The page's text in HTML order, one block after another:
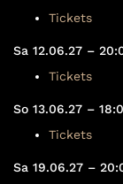
Tickets
Sa 12.06.27 –
Tickets
So 13.06.27 –
Tickets
Sa 19.06.27 –